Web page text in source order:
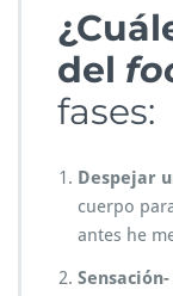
del
fases:
Despejar
cuerpo
antes he